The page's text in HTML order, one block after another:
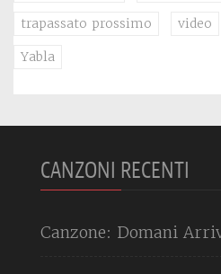
trapassato prossimo video
Yabla
CANZONI RECENTI
Canzone: Domani